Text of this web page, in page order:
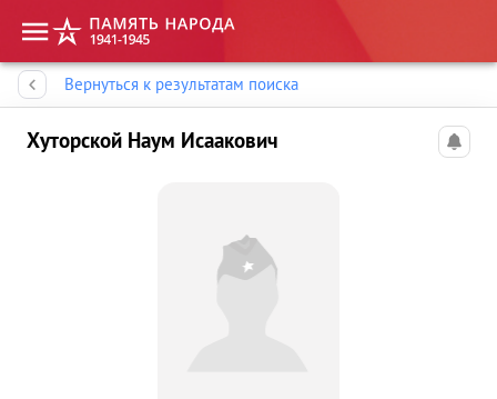
Вернуться к результатам поиска
Хуторской Наум Исаакович
Память народа